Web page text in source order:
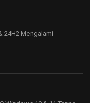
24H2 Mengalami